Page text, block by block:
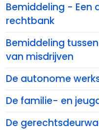
Bemiddeling - Een
rechtbank
Bemiddeling
van misdrijven
De autonome
De familie- en
De